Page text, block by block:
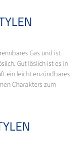
Gas und ist
Gut löslich ist es in
ein leicht enzündbares
Charakters zum